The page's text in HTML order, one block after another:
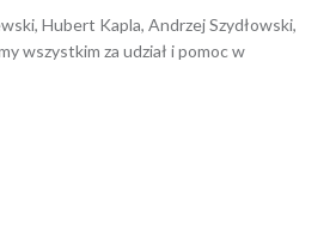
Hubert Kapla, Andrzej Szydłowski,
wszystkim za udział i pomoc w